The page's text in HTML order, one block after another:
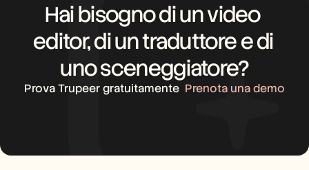
Hai bisogno di un video
editor, di un traduttore e di
uno sceneggiatore?
Prova Trupeer gratuitamente Prenota una demo